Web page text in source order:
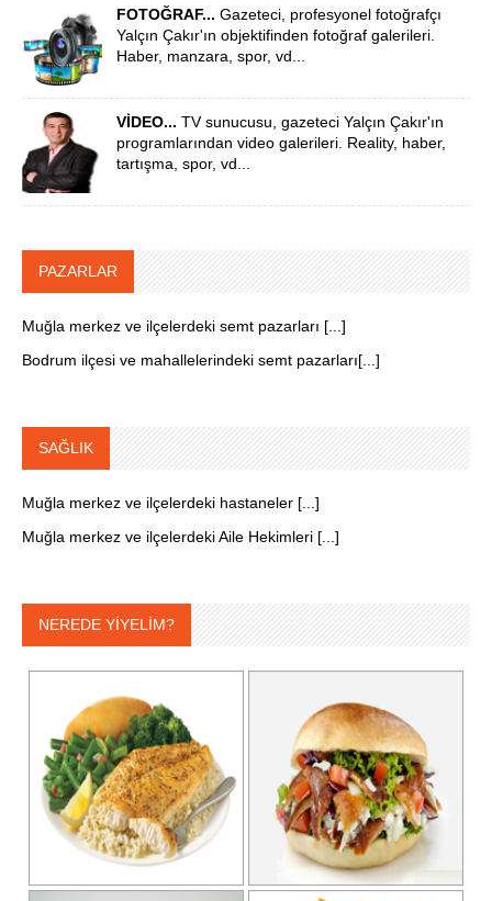
FOTOĞRAF... Gazeteci, profesyonel fotoğrafçı
Yalçın Çakır'ın objektifinden fotoğraf galerileri.
Haber, manzara, spor, vd...
VİDEO... TV sunucusu, gazeteci Yalçın Çakır'ın
programlarından video galerileri. Reality, haber,
tartışma, spor, vd...
PAZARLAR
Muğla merkez ve ilçelerdeki semt pazarları [...]
Bodrum ilçesi ve mahallelerindeki semt pazarları[...]
SAĞLIK
Muğla merkez ve ilçelerdeki hastaneler [...]
Muğla merkez ve ilçelerdeki Aile Hekimleri [...]
NEREDE YİYELİM?